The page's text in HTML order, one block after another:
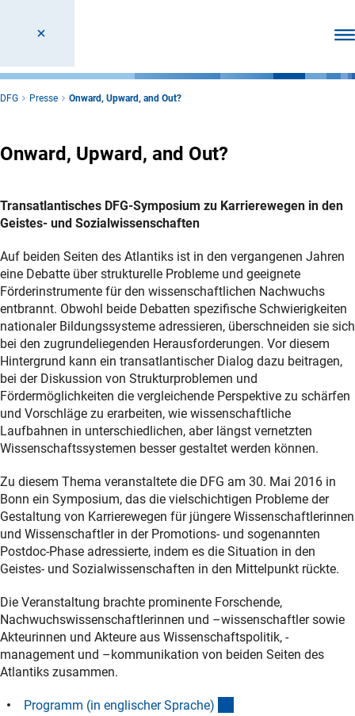
DFG Presse Onward, Upward, and Out?
Onward, Upward, and Out?
Transatlantisches DFG-Symposium zu Karrierewegen in den
Geistes- und Sozialwissenschaften
Auf beiden Seiten des Atlantiks ist in den vergangenen Jahren
eine Debatte über strukturelle Probleme und geeignete
Förderinstrumente für den wissenschaftlichen Nachwuchs
entbrannt. Obwohl beide Debatten spezifische Schwierigkeiten
nationaler Bildungssysteme adressieren, überschneiden sie sich
bei den zugrundeliegenden Herausforderungen. Vor diesem
Hintergrund kann ein transatlantischer Dialog dazu beitragen,
bei der Diskussion von Strukturproblemen und
Fördermöglichkeiten die vergleichende Perspektive zu schärfen
und Vorschläge zu erarbeiten, wie wissenschaftliche
Laufbahnen in unterschiedlichen, aber längst vernetzten
Wissenschaftssystemen besser gestaltet werden können.
Zu diesem Thema veranstaltete die DFG am 30. Mai 2016 in
Bonn ein Symposium, das die vielschichtigen Probleme der
Gestaltung von Karrierewegen für jüngere Wissenschaftlerinnen
und Wissenschaftler in der Promotions- und sogenannten
Postdoc-Phase adressierte, indem es die Situation in den
Geistes- und Sozialwissenschaften in den Mittelpunkt rückte.
Die Veranstaltung brachte prominente Forschende,
Nachwuchswissenschaftlerinnen und –wissenschaftler sowie
Akteurinnen und Akteure aus Wissenschaftspolitik, -
management und –kommunikation von beiden Seiten des
Atlantiks zusammen.
Programm (in englischer Sprache)